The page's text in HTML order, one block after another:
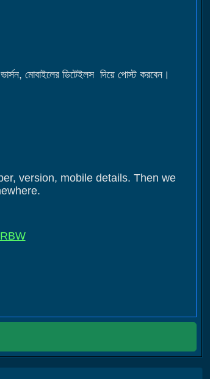
মোবাইলের ডিটেইলস দিয়ে পোস্ট করবেন।
version, mobile details. Then we